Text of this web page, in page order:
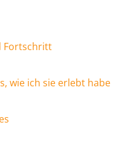
Fortschritt
wie ich sie erlebt habe